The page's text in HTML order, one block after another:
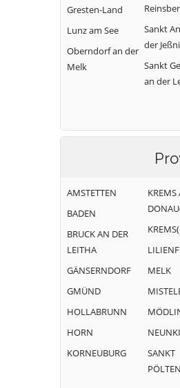
Gresten-Land
Lunz am See
Oberndorf an der
Melk
Sankt
der
Sankt
an der
AMSTETTEN
BADEN
BRUCK AN DER
LEITHA
GÄNSERNDORF
GMÜND
HOLLABRUNN
HORN
KORNEUBURG
KREMS
MELK
SANKT